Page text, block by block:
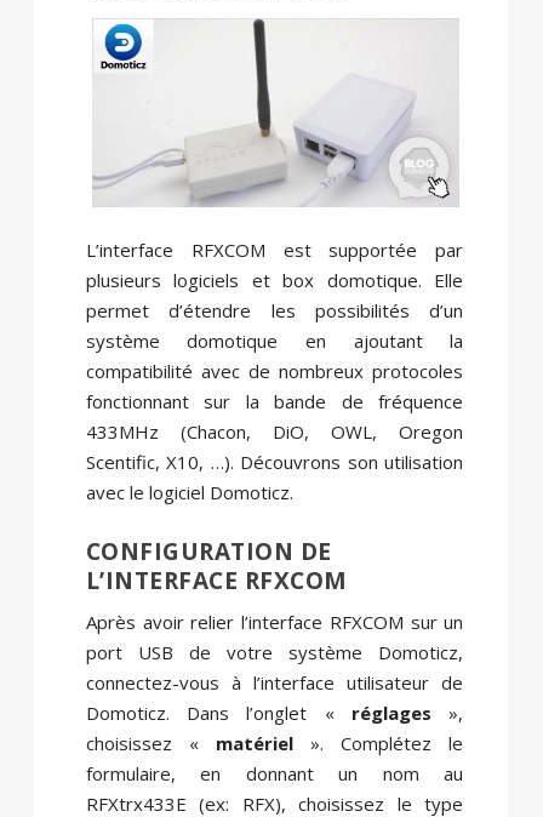
L’interface RFXCOM est supportée par
plusieurs logiciels et box domotique. Elle
permet d’étendre les possibilités d’un
système domotique en ajoutant la
compatibilité avec de nombreux protocoles
fonctionnant sur la bande de fréquence
433MHz (Chacon, DiO, OWL, Oregon
Scentific, X10, …). Découvrons son utilisation
avec le logiciel Domoticz.
CONFIGURATION DE
L’INTERFACE RFXCOM
Après avoir relier l’interface RFXCOM sur un
port USB de votre système Domoticz,
connectez-vous à l’interface utilisateur de
Domoticz. Dans l’onglet «réglages »,
choisissez « matériel». Complétez le
formulaire, en donnant un nom au
RFXtrx433E (ex: RFX), choisissez le type